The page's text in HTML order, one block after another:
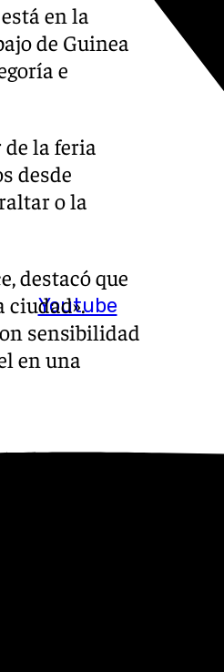
Youtube
en la
de Guinea
e
la feria
desde
o la
destacó que
ciudad».
sensibilidad
en una
Diego